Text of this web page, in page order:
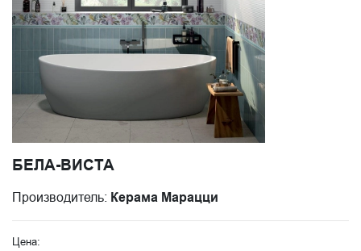
БЕЛА-ВИСТА
Производитель: Керама Марацци
Цена: